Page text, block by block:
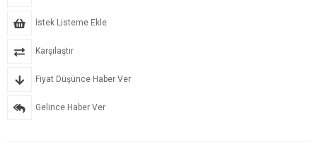
İstek Listeme Ekle
Karşılaştır
Fiyat Düşünce Haber Ver
Gelince Haber Ver